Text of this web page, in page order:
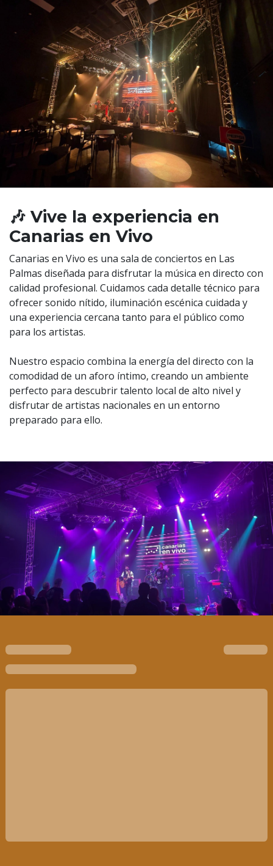
🎶 Vive la experiencia en
Canarias en Vivo
Canarias en Vivo es una sala de conciertos en Las
Palmas diseñada para disfrutar la música en directo con
calidad profesional. Cuidamos cada detalle técnico para
ofrecer sonido nítido, iluminación escénica cuidada y
una experiencia cercana tanto para el público como
para los artistas.
Nuestro espacio combina la energía del directo con la
comodidad de un aforo íntimo, creando un ambiente
perfecto para descubrir talento local de alto nivel y
disfrutar de artistas nacionales en un entorno
preparado para ello.